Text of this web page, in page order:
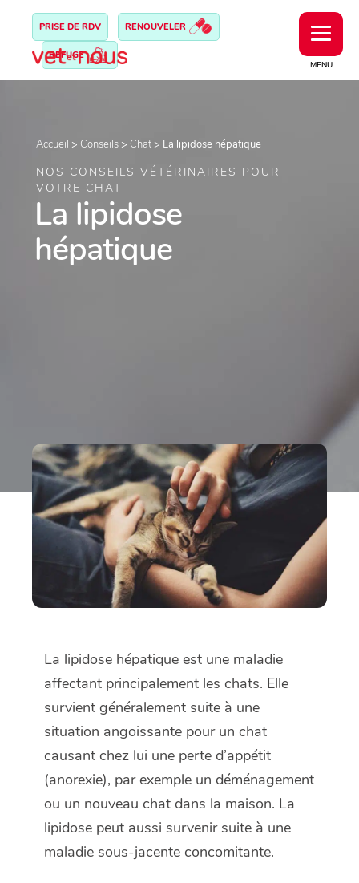
MENU
PRISE DE RDV RENOUVELER
REFUGE
Accueil > Conseils > Chat > La lipidose hépatique
NOS CONSEILS VÉTÉRINAIRES POUR
VOTRE CHAT
La lipidose
hépatique
La lipidose hépatique est une maladie
affectant principalement les chats. Elle
survient généralement suite à une
situation angoissante pour un chat
causant chez lui une perte d’appétit
(anorexie), par exemple un déménagement
ou un nouveau chat dans la maison. La
lipidose peut aussi survenir suite à une
maladie sous-jacente concomitante.